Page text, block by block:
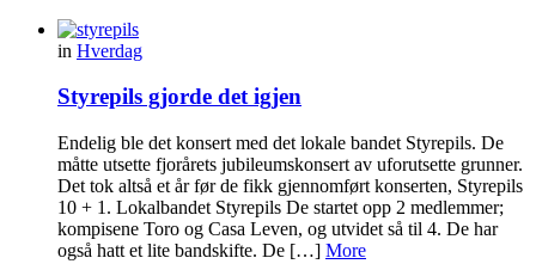
in Hverdag
Styrepils gjorde det igjen
Endelig ble det konsert med det lokale bandet Styrepils. De
måtte utsette fjorårets jubileumskonsert av uforutsette grunner.
Det tok altså et år før de fikk gjennomført konserten, Styrepils
10 + 1. Lokalbandet Styrepils De startet opp 2 medlemmer;
kompisene Toro og Casa Leven, og utvidet så til 4. De har
også hatt et lite bandskifte. De […] More